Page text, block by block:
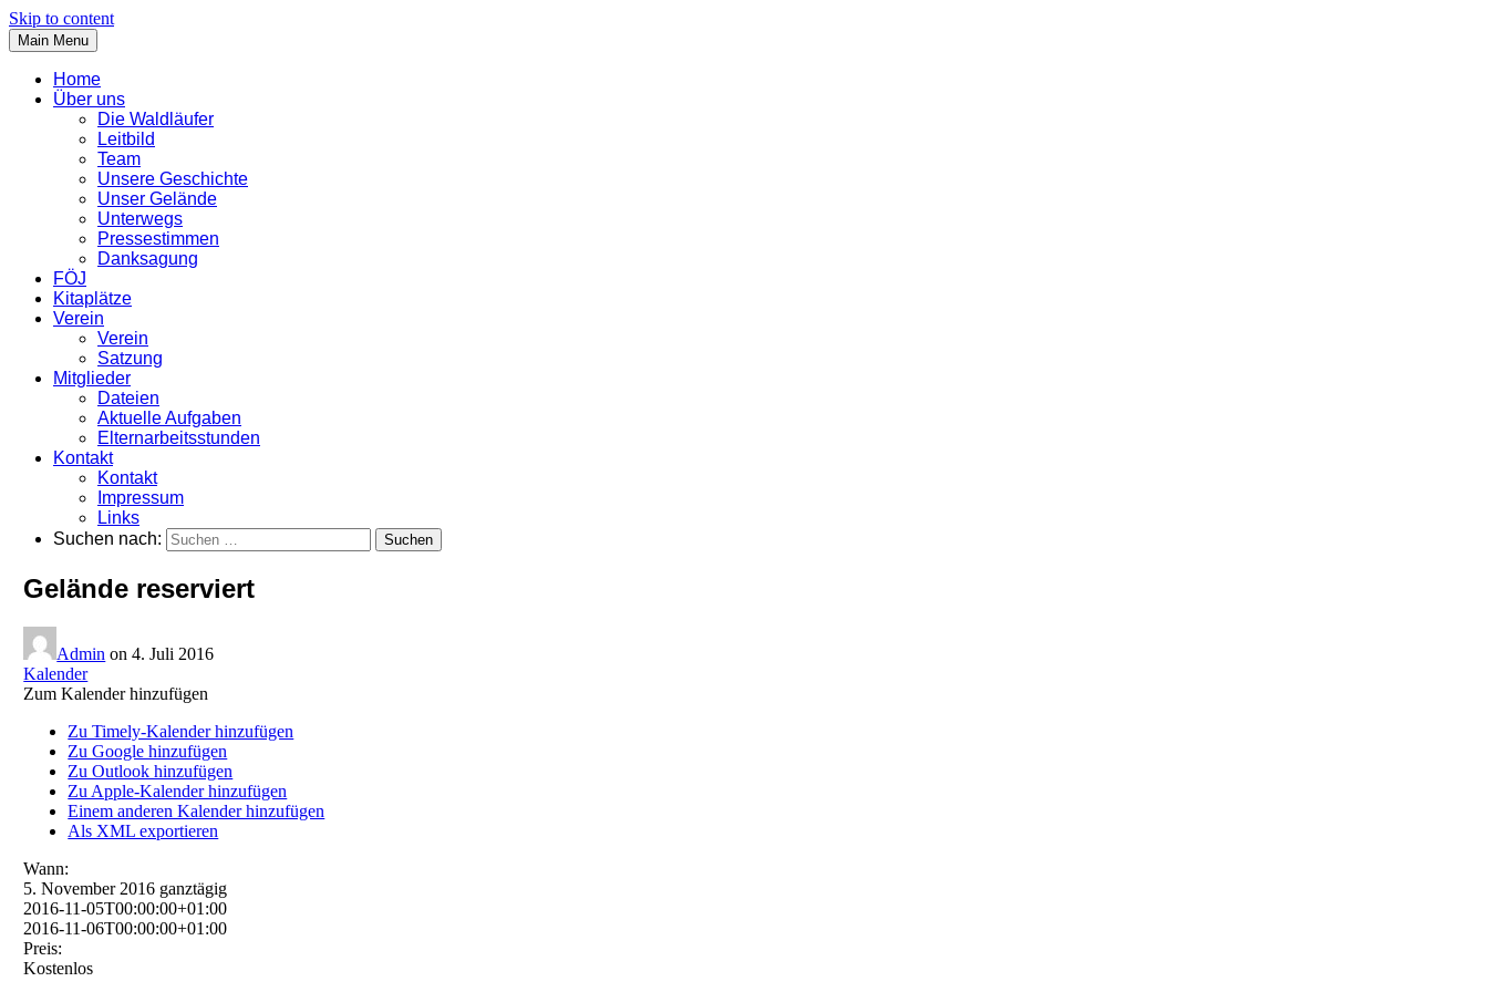
Skip to content
Main Menu
Home
Über uns
Die Waldläufer
Leitbild
Team
Unsere Geschichte
Unser Gelände
Unterwegs
Pressestimmen
Danksagung
FÖJ
Kitaplätze
Verein
Verein
Satzung
Mitglieder
Dateien
Aktuelle Aufgaben
Elternarbeitsstunden
Kontakt
Kontakt
Impressum
Links
Suchen nach:
Gelände reserviert
Admin on4. Juli 2016
Kalender
Zum Kalender hinzufügen
Zu Timely-Kalender hinzufügen
Zu Google hinzufügen
Zu Outlook hinzufügen
Zu Apple-Kalender hinzufügen
Einem anderen Kalender hinzufügen
Als XML exportieren
Wann:
5. November 2016 ganztägig
2016-11-05T00:00:00+01:00
2016-11-06T00:00:00+01:00
Preis:
Kostenlos